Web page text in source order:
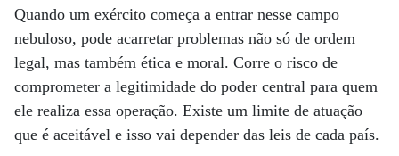
Quando um exército começa a entrar nesse campo
nebuloso, pode acarretar problemas não só de ordem
legal, mas também ética e moral. Corre o risco de
comprometer a legitimidade do poder central para quem
ele realiza essa operação. Existe um limite de atuação
que é aceitável e isso vai depender das leis de cada país.